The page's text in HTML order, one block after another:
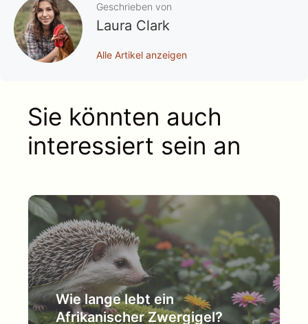
Geschrieben von
Laura Clark
Alle Artikel anzeigen
Sie könnten auch
interessiert sein an
Wie lange lebt ein
Afrikanischer Zwergigel?